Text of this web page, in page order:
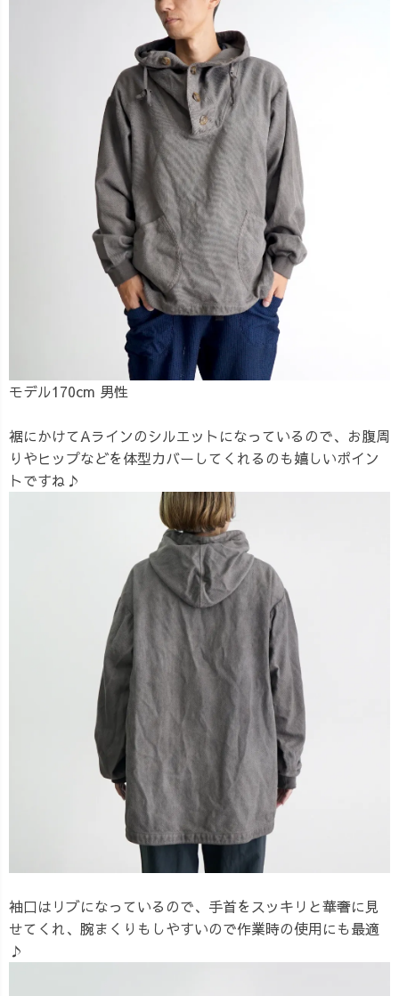
モデル170cm 男性
裾にかけてAラインのシルエットになっているので、お腹周
りやヒップなどを体型カバーしてくれるのも嬉しいポイン
トですね♪
袖口はリブになっているので、手首をスッキリと華奢に見
せてくれ、腕まくりもしやすいので作業時の使用にも最適
♪